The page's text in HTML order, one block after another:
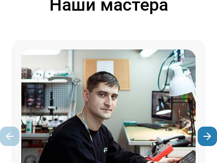
Наши мастера